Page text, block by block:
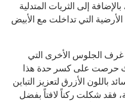
إلى الثريات المتدلية
التي تداخلت مع الأبيض
الجلوس الأخرى التي
حرصت على كسر حدة هذا
باللون الأزرق لتعزيز التباين
فقد شكلت ركناً لافتاً بفضل